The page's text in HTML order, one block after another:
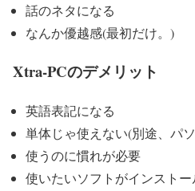
話のネタになる
なんか優越感(最初だけ。)
Xtra-PCのデメリット
英語表記になる
単体じゃ使えない(別途、パ
使うのに慣れが必要
使いたいソフトがインスト